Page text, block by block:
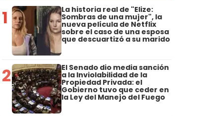
1 La historia real de "Elize:
Sombras de una mujer", la
nueva película de Netflix
sobre el caso de una esposa
que descuartizó a su marido
2 El Senado dio media sanción
a la Inviolabilidad de la
Propiedad Privada: el
Gobierno tuvo que ceder en
la Ley del Manejo del Fuego